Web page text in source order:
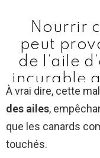
Nourrir
peut
de l’aile
incurable
et peut
À vrai dire, cette
des ailes,
que les canards
touchés.